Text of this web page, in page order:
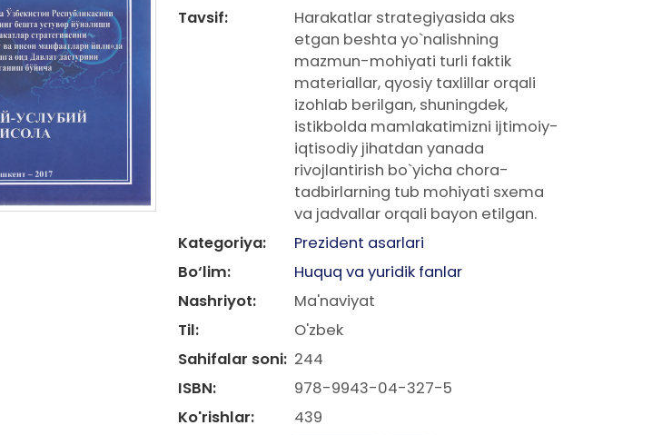
Tavsif:
Harakatlar strategiyasida aks
etgan beshta yo`nalishning
mazmun-mohiyati turli faktik
materiallar, qyosiy taxlillar orqali
izohlab berilgan, shuningdek,
istikbolda mamlakatimizni ijtimoiy-
iqtisodiy jihatdan yanada
rivojlantirish bo`yicha chora-
tadbirlarning tub mohiyati sxema
va jadvallar orqali bayon etilgan.
Kategoriya:
Prezident asarlari
Bo‘lim:
Huquq va yuridik fanlar
Nashriyot:
Ma'naviyat
Til:
O'zbek
Sahifalar soni: 244
ISBN:
978-9943-04-327-5
Ko'rishlar:
439